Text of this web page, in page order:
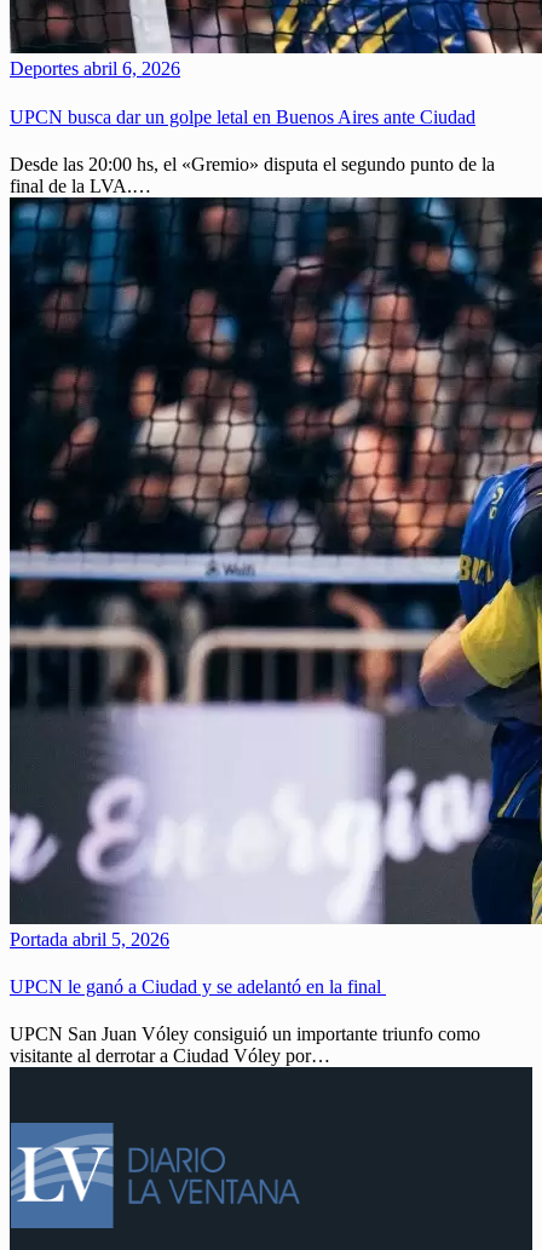
Deportes abril 6, 2026
UPCN busca dar un golpe letal en Buenos Aires ante Ciudad
Desde las 20:00 hs, el «Gremio» disputa el segundo punto de la
final de la LVA.…
Portada abril 5, 2026
UPCN le ganó a Ciudad y se adelantó en la final
UPCN San Juan Vóley consiguió un importante triunfo como
visitante al derrotar a Ciudad Vóley por…